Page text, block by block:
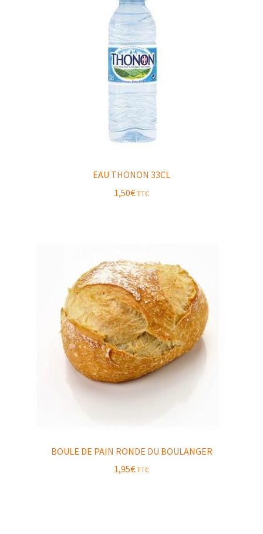
EAU THONON 33CL
1,50€ TTC
BOULE DE PAIN RONDE DU BOULANGER
1,95€ TTC